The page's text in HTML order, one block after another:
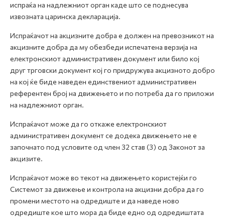
испраќа на надлежниот орган каде што се поднесува
извозната царинска декларација.
Испраќачот на акцизните добра е должен на превозникот на
акцизните добра да му обезбеди испечатена верзија на
електронскиот административен документ или било кој
друг трговски документ кој го придружува акцизното добро
на кој ќе биде наведен единствениот административен
референтен број на движењето и по потреба да го приложи
на надлежниот орган.
Испраќачот може да го откаже електронскиот
административен документ се додека движењето не е
започнато под условите од член 32 став (3) од Законот за
акцизите.
Испраќачот може во текот на движењето користејќи го
Системот за движење и контрола на акцизни добра да го
промени местото на одредиште и да наведе ново
одредиште кое што мора да биде едно од одредиштата